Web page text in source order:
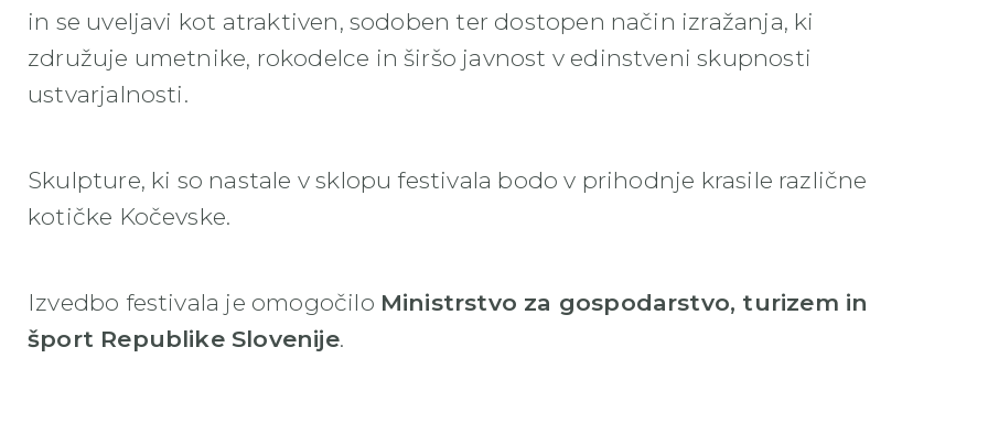
in se uveljavi kot atraktiven, sodoben ter dostopen način izražanja, ki
združuje umetnike, rokodelce in širšo javnost v edinstveni skupnosti
ustvarjalnosti.
Skulpture, ki so nastale v sklopu festivala bodo v prihodnje krasile različne
kotičke Kočevske.
Izvedbo festivala je omogočilo Ministrstvo za gospodarstvo, turizem in
šport Republike Slovenije.